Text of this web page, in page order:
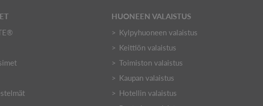
HUONEEN VALAISTUS
Kylpyhuoneen valaistus
Keittiön valaistus
Toimiston valaistus
Kaupan valaistus
Hotellin valaistus